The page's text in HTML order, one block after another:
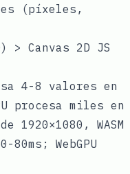
(píxeles,
> Canvas 2D JS
4-8 valores en
procesa miles en
WASM
WebGPU